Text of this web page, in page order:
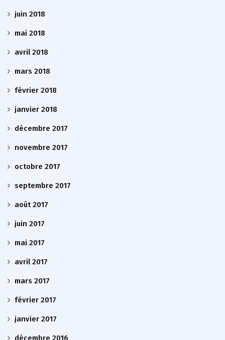
juin 2018
mai 2018
avril 2018
mars 2018
février 2018
janvier 2018
décembre 2017
novembre 2017
octobre 2017
septembre 2017
août 2017
juin 2017
mai 2017
avril 2017
mars 2017
février 2017
janvier 2017
décembre 2016